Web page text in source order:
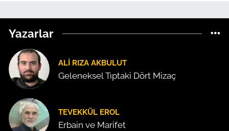
Yazarlar
ALI RIZA AKBULUT
Geleneksel Tıptaki Dört Mizaç
TEVEKKÜL EROL
Erbain ve Marifet